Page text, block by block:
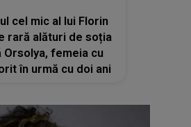
cel mic al lui Florin
rară alături de soția
Orsolya, femeia cu
în urmă cu doi ani